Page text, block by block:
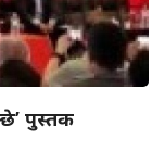
पुस्तक